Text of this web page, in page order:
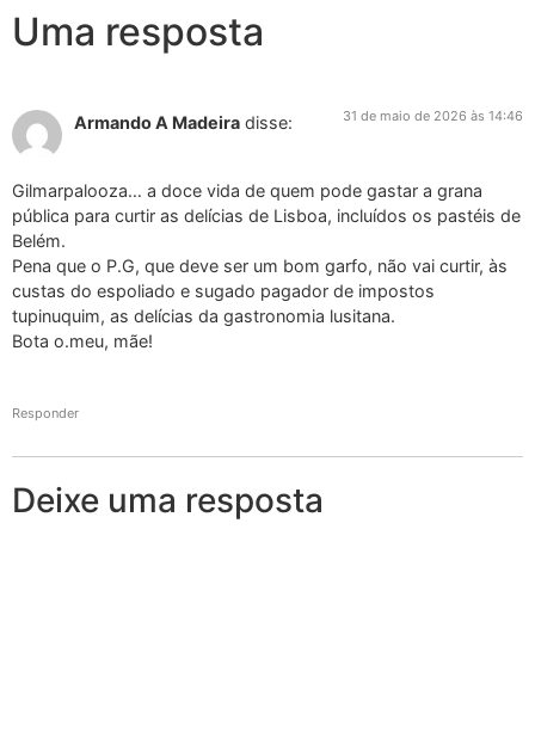
Uma resposta
Armando A Madeira disse: 31 de maio de 2026 às 14:46
Gilmarpalooza… a doce vida de quem pode gastar a grana
pública para curtir as delícias de Lisboa, incluídos os pastéis de
Belém.
Pena que o P.G, que deve ser um bom garfo, não vai curtir, às
custas do espoliado e sugado pagador de impostos
tupinuquim, as delícias da gastronomia lusitana.
Bota o.meu, mãe!
Responder
Deixe uma resposta